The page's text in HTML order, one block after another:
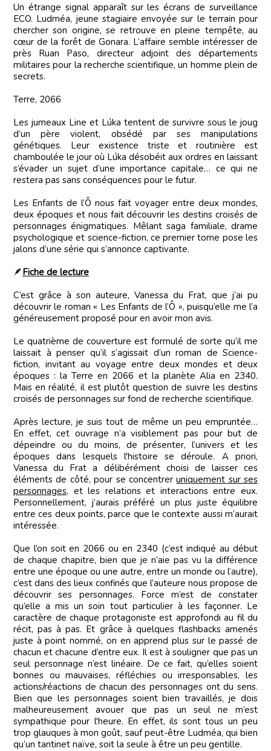
Un étrange signal apparaît sur les écrans de surveillance
ECO. Ludméa, jeune stagiaire envoyée sur le terrain pour
chercher son origine, se retrouve en pleine tempête, au
cœur de la forêt de Gonara. L’affaire semble intéresser de
près Ruan Paso, directeur adjoint des départements
militaires pour la recherche scientifique, un homme plein de
secrets.
Terre, 2066
Les jumeaux Line et Lúka tentent de survivre sous le joug
d’un père violent, obsédé par ses manipulations
génétiques. Leur existence triste et routinière est
chamboulée le jour où Lúka désobéit aux ordres en laissant
s’évader un sujet d’une importance capitale… ce qui ne
restera pas sans conséquences pour le futur.
Les Enfants de l’Ô nous fait voyager entre deux mondes,
deux époques et nous fait découvrir les destins croisés de
personnages énigmatiques. Mêlant saga familiale, drame
psychologique et science-fiction, ce premier tome pose les
jalons d’une série qui s’annonce captivante.
🪶Fiche de lecture
C’est grâce à son auteure, Vanessa du Frat, que j’ai pu
découvrir le roman « Les Enfants de l’Ô », puisqu’elle me l’a
généreusement proposé pour en avoir mon avis.
Le quatrième de couverture est formulé de sorte qu’il me
laissait à penser qu’il s’agissait d’un roman de Science-
fiction, invitant au voyage entre deux mondes et deux
époques : la Terre en 2066 et la planète Alia en 2340.
Mais en réalité, il est plutôt question de suivre les destins
croisés de personnages sur fond de recherche scientifique.
Après lecture, je suis tout de même un peu empruntée…
En effet, cet ouvrage n’a visiblement pas pour but de
dépeindre ou du moins, de présenter, l’univers et les
époques dans lesquels l'histoire se déroule. A priori,
Vanessa du Frat a délibérément choisi de laisser ces
éléments de côté, pour se concentreruniquement sur ses
personnages, et les relations et interactions entre eux.
Personnellement, j’aurais préféré un plus juste équilibre
entre ces deux points, parce que le contexte aussi m’aurait
intéressée.
Que l’on soit en 2066 ou en 2340 (c’est indiqué au début
de chaque chapitre, bien que je n’aie pas vu la différence
entre une époque ou une autre, entre un monde ou l’autre),
c’est dans des lieux confinés que l’auteure nous propose de
découvrir ses personnages. Force m’est de constater
qu’elle a mis un soin tout particulier à les façonner. Le
caractère de chaque protagoniste est approfondi au fil du
récit, pas à pas. Et grâce à quelques flashbacks amenés
juste à point nommé, on en apprend plus sur le passé de
chacun et chacune d’entre eux. Il est à souligner que pas un
seul personnage n’est linéaire. De ce fait, qu’elles soient
bonnes ou mauvaises, réfléchies ou irresponsables, les
actions/réactions de chacun des personnages ont du sens.
Bien que les personnages soient bien travaillés, je dois
malheureusement avouer que pas un seul ne m’est
sympathique pour l'heure. En effet, ils sont tous un peu
trop glauques à mon goût, sauf peut-être Ludméa, qui bien
qu’un tantinet naïve, soit la seule à être un peu gentille.